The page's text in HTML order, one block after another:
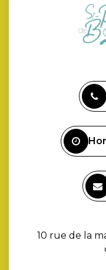
10 rue de la